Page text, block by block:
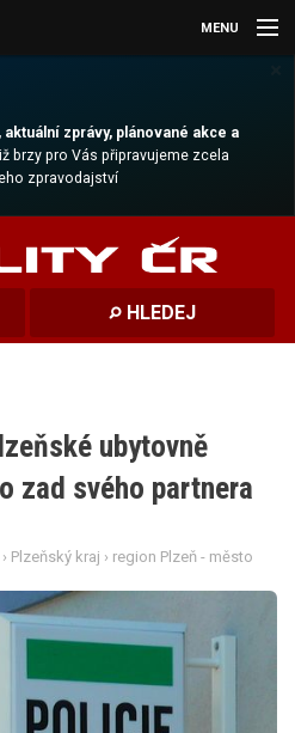
aktuální zprávy, plánované akce a
brzy pro Vás připravujeme zcela
zpravodajství
MENU
HLEDEJ
ubytovně
zad svého partnera
› Plzeňský kraj › region Plzeň - město